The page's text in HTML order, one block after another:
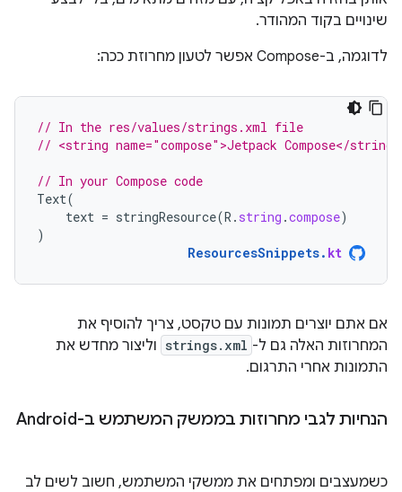
שינויים בקוד המהודר.
לדוגמה, ב-Compose אפשר לטעון מחרוזת ככה:
// In the res/values/strings.xml file
// <string name="compose">Jetpack Compose</string>
// In your Compose code
Text(
text = stringResource(R . string .compose)
)
ResourcesSnippets. kt
אם אתם יוצרים תמונות עם טקסט, צריך להוסיף את
המחרוזות האלה גם ל- strings.xml וליצור מחדש את
התמונות אחרי התרגום.
הנחיות לגבי מחרוזות בממשק המשתמש ב-Android
כשמעצבים ומפתחים את ממשקי המשתמש, חשוב לשים לב